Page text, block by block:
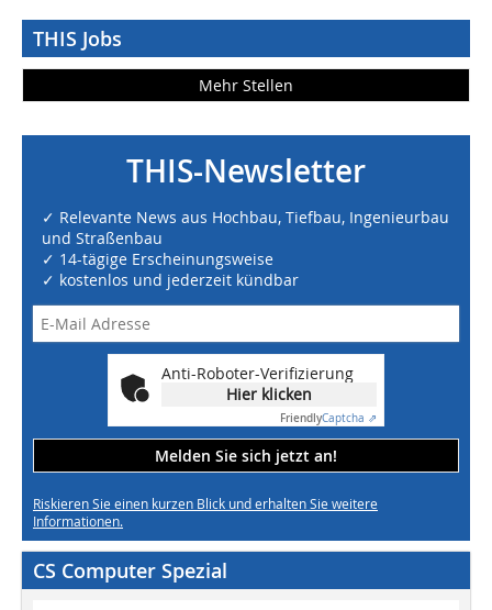
THIS Jobs
Mehr Stellen
THIS-Newsletter
✓ Relevante News aus Hochbau, Tiefbau, Ingenieurbau
und Straßenbau
✓ 14-tägige Erscheinungsweise
✓ kostenlos und jederzeit kündbar
Anti-Roboter-Verifizierung
Hier klicken
FriendlyCaptcha ⇗
Melden Sie sich jetzt an!
Riskieren Sie einen kurzen Blick und erhalten Sie weitere
Informationen.
CS Computer Spezial